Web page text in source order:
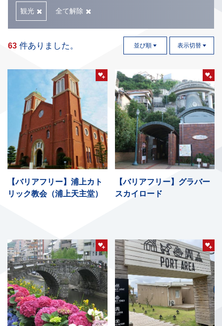
観光 全て解除
63 件ありました。 並び順 表示切替
【バリアフリー】浦上カト
リック教会（浦上天主堂）
【バリアフリー】グラバー
スカイロード